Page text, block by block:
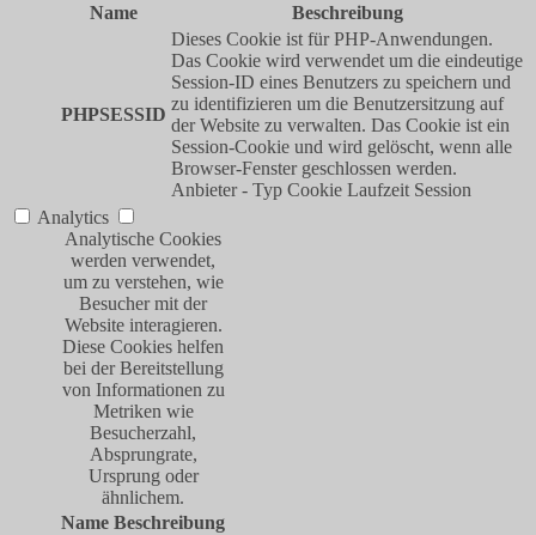
Name
Beschreibung
PHPSESSID
Dieses Cookie ist für PHP-Anwendungen.
Das Cookie wird verwendet um die eindeutige
Session-ID eines Benutzers zu speichern und
zu identifizieren um die Benutzersitzung auf
der Website zu verwalten. Das Cookie ist ein
Session-Cookie und wird gelöscht, wenn alle
Browser-Fenster geschlossen werden.
Anbieter - Typ Cookie Laufzeit Session
Analytics
Analytische Cookies
werden verwendet,
um zu verstehen, wie
Besucher mit der
Website interagieren.
Diese Cookies helfen
bei der Bereitstellung
von Informationen zu
Metriken wie
Besucherzahl,
Absprungrate,
Ursprung oder
ähnlichem.
Name Beschreibung